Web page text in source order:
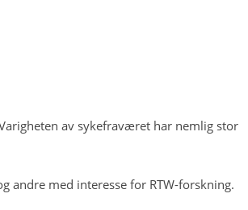
av sykefraværet har nemlig stor
andre med interesse for RTW-forskning.